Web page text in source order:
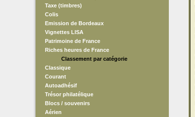
Taxe (timbres)
Colis
Emission de Bordeaux
Vignettes LISA
Patrimoine de France
Riches heures de France
Classement par catégorie
Classique
Courant
Autoadhésif
Trésor philatélique
Blocs / souvenirs
Aérien